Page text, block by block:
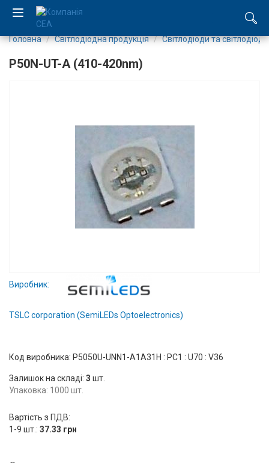
Виробництво
Новини
Вхід/
Контакти
Доставка
Тех.
Підтримка
Головна Світлодіодна продукція Світлодіоди та
P50N-UT-A (410-420nm)
Виробник:
TSLC corporation (SemiLEDs Optoelectronics)
Код виробника: P5050U-UNN1-A1A31H : PC1 : U70 : V36
Залишок на складі: 3 шт.
Упаковка: 1000 шт.
Вартість з ПДВ:
1-9 шт.: 37.33 грн